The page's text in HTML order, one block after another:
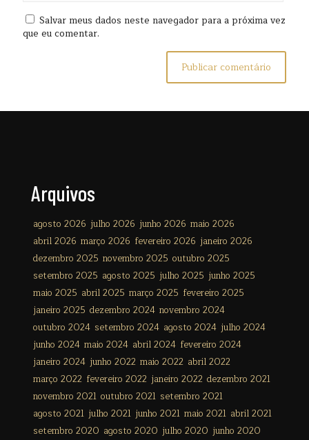
Salvar meus dados neste navegador para a próxima vez
que eu comentar.
Arquivos
agosto 2026 julho 2026 junho 2026 maio 2026
abril 2026 março 2026 fevereiro 2026 janeiro 2026
dezembro 2025 novembro 2025 outubro 2025
setembro 2025 agosto 2025 julho 2025 junho 2025
maio 2025 abril 2025 março 2025 fevereiro 2025
janeiro 2025 dezembro 2024 novembro 2024
outubro 2024 setembro 2024 agosto 2024 julho 2024
junho 2024 maio 2024 abril 2024 fevereiro 2024
janeiro 2024 junho 2022 maio 2022 abril 2022
março 2022 fevereiro 2022 janeiro 2022 dezembro 2021
novembro 2021 outubro 2021 setembro 2021
agosto 2021 julho 2021 junho 2021 maio 2021 abril 2021
setembro 2020 agosto 2020 julho 2020 junho 2020